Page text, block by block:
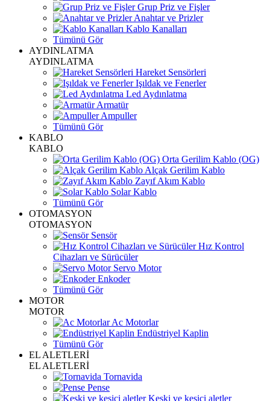
Grup Priz ve Fişler
Anahtar ve Prizler
Kablo Kanalları
Tümünü Gör
AYDINLATMA
AYDINLATMA
Hareket Sensörleri
Işıldak ve Fenerler
Led Aydınlatma
Armatür
Ampuller
Tümünü Gör
KABLO
KABLO
Orta Gerilim Kablo (OG)
Alçak Gerilim Kablo
Zayıf Akım Kablo
Solar Kablo
Tümünü Gör
OTOMASYON
OTOMASYON
Sensör
Hız Kontrol
Cihazları ve Sürücüler
Servo Motor
Enkoder
Tümünü Gör
MOTOR
MOTOR
Ac Motorlar
Endüstriyel Kaplin
Tümünü Gör
EL ALETLERİ
EL ALETLERİ
Tornavida
Pense
Keski ve kesici aletler